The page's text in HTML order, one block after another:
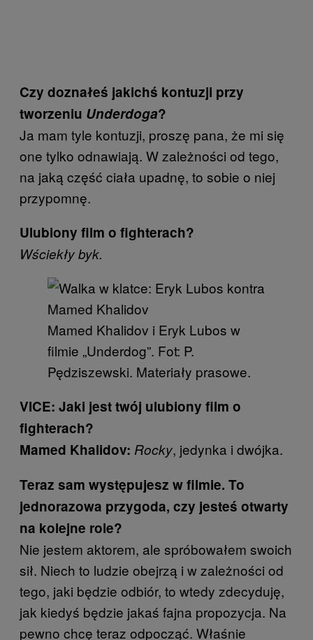
Czy doznałeś jakichś kontuzji przy
tworzeniu Underdoga?
Ja mam tyle kontuzji, proszę pana, że mi się
one tylko odnawiają. W zależności od tego,
na jaką część ciała upadnę, to sobie o niej
przypomnę.
Ulubiony film o fighterach?
Wściekły byk.
Mamed Khalidov i Eryk Lubos w
filmie „Underdog”. Fot: P.
Pędziszewski. Materiały prasowe.
VICE: Jaki jest twój ulubiony film o
fighterach?
Mamed Khalidov: Rocky, jedynka i dwójka.
Teraz sam występujesz w filmie. To
jednorazowa przygoda, czy jesteś otwarty
na kolejne role?
Nie jestem aktorem, ale spróbowałem swoich
sił. Niech to ludzie obejrzą i w zależności od
tego, jaki będzie odbiór, to wtedy zdecyduję,
jak kiedyś będzie jakaś fajna propozycja. Na
pewno chcę teraz odpocząć. Właśnie